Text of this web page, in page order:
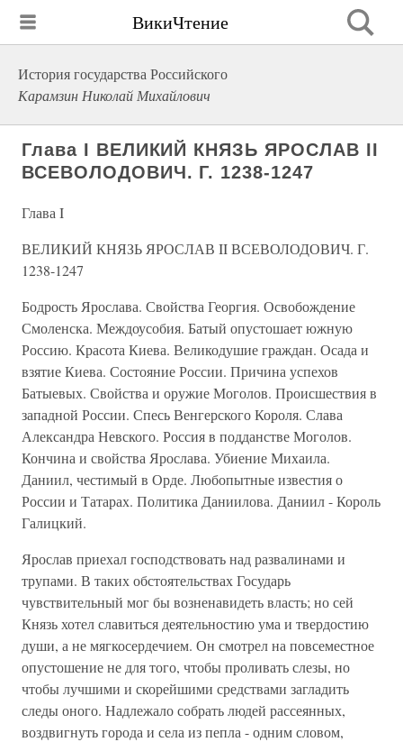
ВикиЧтение
История государства Российского
Карамзин Николай Михайлович
Глава I ВЕЛИКИЙ КНЯЗЬ ЯРОСЛАВ II
ВСЕВОЛОДОВИЧ. Г. 1238-1247
Глава I
ВЕЛИКИЙ КНЯЗЬ ЯРОСЛАВ II ВСЕВОЛОДОВИЧ. Г.
1238-1247
Бодрость Ярослава. Свойства Георгия. Освобождение
Смоленска. Междоусобия. Батый опустошает южную
Россию. Красота Киева. Великодушие граждан. Осада и
взятие Киева. Состояние России. Причина успехов
Батыевых. Свойства и оружие Моголов. Происшествия в
западной России. Спесь Венгерского Короля. Слава
Александра Невского. Россия в подданстве Моголов.
Кончина и свойства Ярослава. Убиение Михаила.
Даниил, честимый в Орде. Любопытные известия о
России и Татарах. Политика Даниилова. Даниил - Король
Галицкий.
Ярослав приехал господствовать над развалинами и
трупами. В таких обстоятельствах Государь
чувствительный мог бы возненавидеть власть; но сей
Князь хотел славиться деятельностию ума и твердостию
души, а не мягкосердечием. Он смотрел на повсеместное
опустошение не для того, чтобы проливать слезы, но
чтобы лучшими и скорейшими средствами загладить
следы оного. Надлежало собрать людей рассеянных,
воздвигнуть города и села из пепла - одним словом,